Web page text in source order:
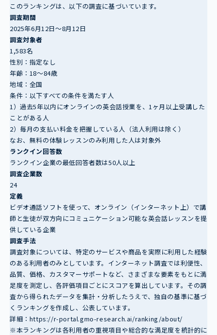
このランキングは、以下の調査に基づいています。
調査期間
2025年6月12日～8月12日
調査対象者
1,583名
性別：指定なし
年齢：18～84歳
地域：全国
条件：以下すべての条件を満たす人
1）過去5年以内にオンラインの英会話授業を、1ヶ月以上受講した
ことがある人
2）毎月の支払い料金を把握している人（法人利用は除く）
なお、無料の体験レッスンのみ利用した人は対象外
ランクイン回答数
ランクイン企業の最低回答者数は50人以上
調査企業数
24
定義
ビデオ通話ソフトを使って、オンライン（インターネット上）で講
師と生徒が双方向にコミュニケーション可能な英会話レッスンを提
供している企業
調査手法
調査対象については、特定のサービスや商品を実際に利用した経験
のある利用者のみとしています。インターネット調査では利便性、
品質、価格、カスタマーサポートなど、さまざまな要素をもとに満
足度を測定し、各評価項目ごとにスコアを算出しています。その調
査から得られたデータを集計・分析したうえで、独自の基準に基づ
くランキングを作成し、公表しています。
詳細：https://r-portal.gmo-research.ai/ranking/about/
※本ランキングは各利用者の重視項目や総合的な満足度を統計的に